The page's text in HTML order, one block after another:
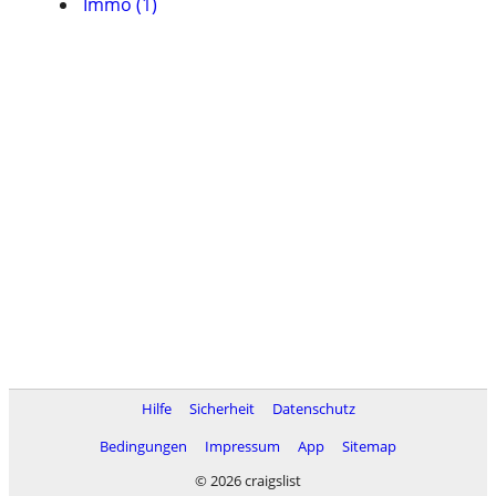
Hilfe Sicherheit
Datenschutz
Bedingungen
Impressum App
Sitemap
© 2026 craigslist